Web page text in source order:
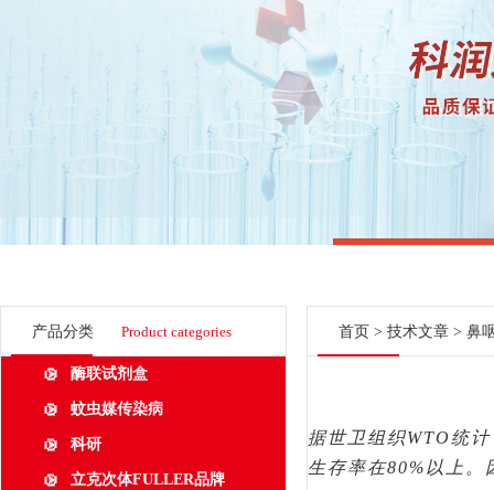
产品分类 Product categories
酶联试剂盒
蚊虫媒传染病
科研
立克次体FULLER品牌
首页 > 技术文章 > 鼻
据世卫组织WTO统
生存率在80%以上